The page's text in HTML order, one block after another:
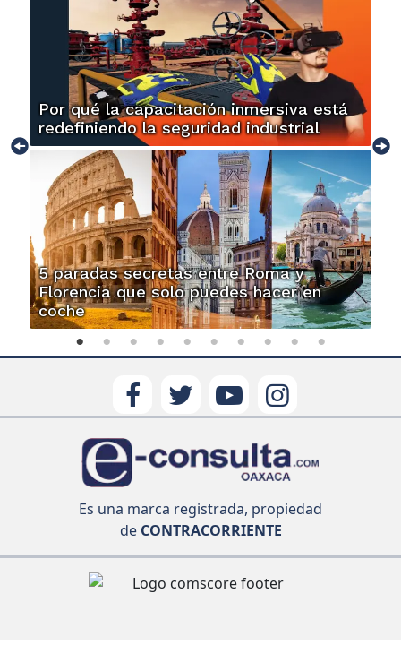
Por qué la capacitación inmersiva está
redefiniendo la seguridad industrial
5 paradas secretas entre Roma y
Florencia que solo puedes hacer en
coche
Es una marca registrada, propiedad
deCONTRACORRIENTE